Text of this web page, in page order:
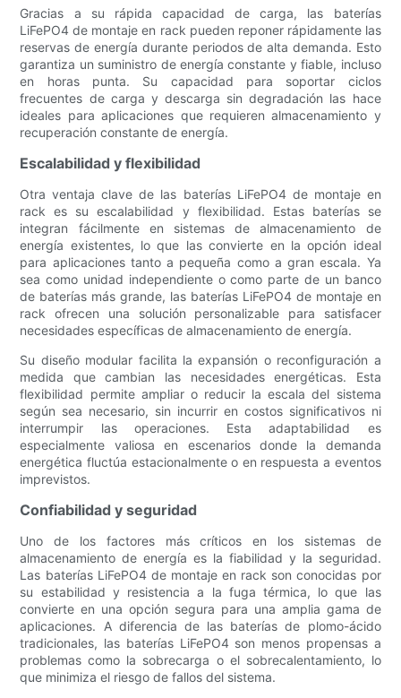
Gracias a su rápida capacidad de carga, las baterías
LiFePO4 de montaje en rack pueden reponer rápidamente las
reservas de energía durante periodos de alta demanda. Esto
garantiza un suministro de energía constante y fiable, incluso
en horas punta. Su capacidad para soportar ciclos
frecuentes de carga y descarga sin degradación las hace
ideales para aplicaciones que requieren almacenamiento y
recuperación constante de energía.
Escalabilidad y flexibilidad
Otra ventaja clave de las baterías LiFePO4 de montaje en
rack es su escalabilidad y flexibilidad. Estas baterías se
integran fácilmente en sistemas de almacenamiento de
energía existentes, lo que las convierte en la opción ideal
para aplicaciones tanto a pequeña como a gran escala. Ya
sea como unidad independiente o como parte de un banco
de baterías más grande, las baterías LiFePO4 de montaje en
rack ofrecen una solución personalizable para satisfacer
necesidades específicas de almacenamiento de energía.
Su diseño modular facilita la expansión o reconfiguración a
medida que cambian las necesidades energéticas. Esta
flexibilidad permite ampliar o reducir la escala del sistema
según sea necesario, sin incurrir en costos significativos ni
interrumpir las operaciones. Esta adaptabilidad es
especialmente valiosa en escenarios donde la demanda
energética fluctúa estacionalmente o en respuesta a eventos
imprevistos.
Confiabilidad y seguridad
Uno de los factores más críticos en los sistemas de
almacenamiento de energía es la fiabilidad y la seguridad.
Las baterías LiFePO4 de montaje en rack son conocidas por
su estabilidad y resistencia a la fuga térmica, lo que las
convierte en una opción segura para una amplia gama de
aplicaciones. A diferencia de las baterías de plomo-ácido
tradicionales, las baterías LiFePO4 son menos propensas a
problemas como la sobrecarga o el sobrecalentamiento, lo
que minimiza el riesgo de fallos del sistema.